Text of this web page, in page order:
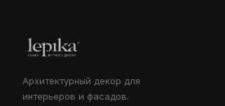
Архитектурный декор для
интерьеров и фасадов.